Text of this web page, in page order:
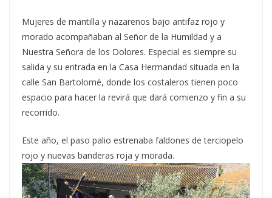
Mujeres de mantilla y nazarenos bajo antifaz rojo y
morado acompañaban al Señor de la Humildad y a
Nuestra Señora de los Dolores. Especial es siempre su
salida y su entrada en la Casa Hermandad situada en la
calle San Bartolomé, donde los costaleros tienen poco
espacio para hacer la revirá que dará comienzo y fin a su
recorrido.
Este año, el paso palio estrenaba faldones de terciopelo
rojo y nuevas banderas roja y morada.